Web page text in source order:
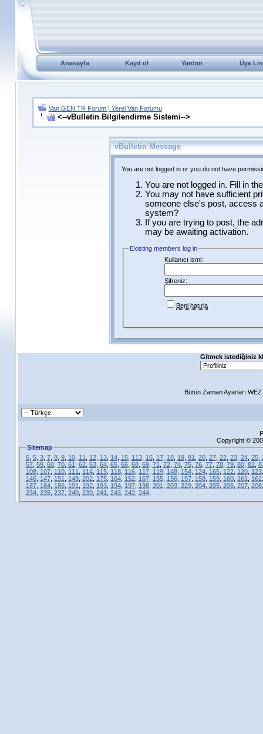
Anasayfa Kayıt ol Yardım Üye
Van.GEN.TR Forum | Yerel Van Forumu
<--vBulletin Bilgilendirme Sistemi-->
vBulletin Message
You are not logged in or you do not have
You are not logged in. Fill in
You may not have sufficient
someone else's post, access
system?
If you are trying to post, the
may be awaiting activation.
Existing members log in
Kullanıcı ismi:
Şifreniz:
Beni hatırla
Gitmek istediğiniz
Bütün Zaman Ayarları
Copyright ©
Sitemap
6, 5, 3, 7, 8, 9, 10, 11 12, 13, 14, 15, 113, 16, 17, 18, 19, 81 20, 27, 22, 23, 24, 25,
57, 59, 60, 70, 61 62, 63, 64, 65, 66, 68, 69, 71 72, 74, 75, 76, 77, 78, 79, 80, 82,
108, 107, 110, 111 114, 115, 118, 116, 117, 119, 148, 154, 124, 165, 122, 120, 123
146, 147, 151 149, 202, 175, 164, 152, 167, 155, 156, 157, 158, 159, 160, 161 162
187, 184, 186, 191 192, 193, 194, 197, 198, 201 203, 229, 204, 205, 206, 207, 208
234, 235, 237, 240, 239, 241 243, 242, 244,